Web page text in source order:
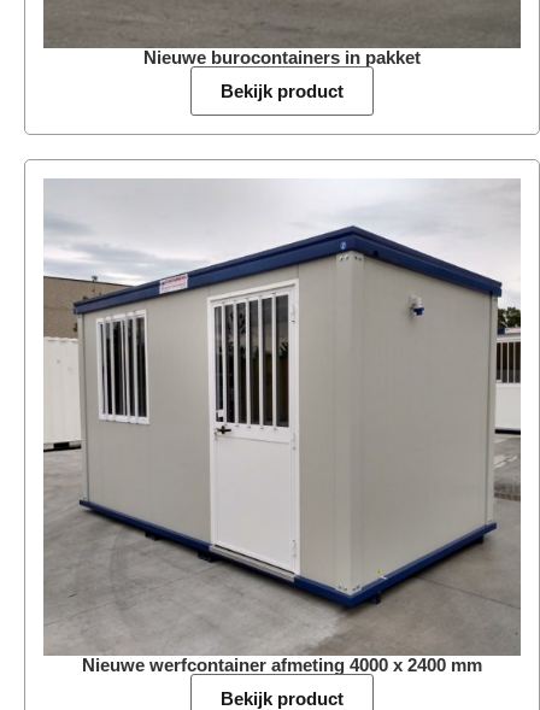
Nieuwe burocontainers in pakket
Bekijk product
Nieuwe werfcontainer afmeting 4000 x 2400 mm
Bekijk product